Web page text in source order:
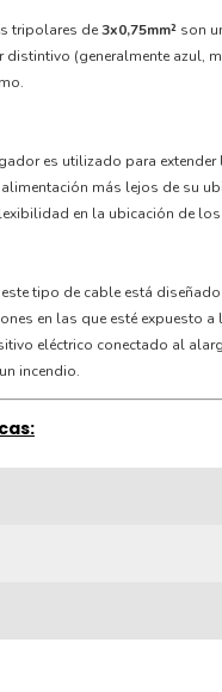
tripolares de3x0,75mm² son
(generalmente azul,
es utilizado para
más lejos de su
en la ubicación de
tipo de cable está
en las que esté expuesto
eléctrico conectado al
incendio.